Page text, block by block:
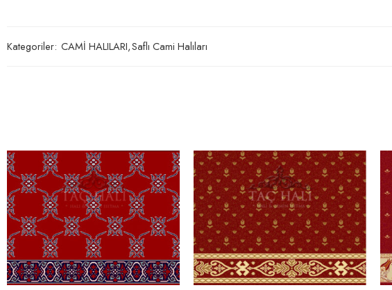
Kategoriler: CAMİ HALILARI,Saflı Cami Halıları